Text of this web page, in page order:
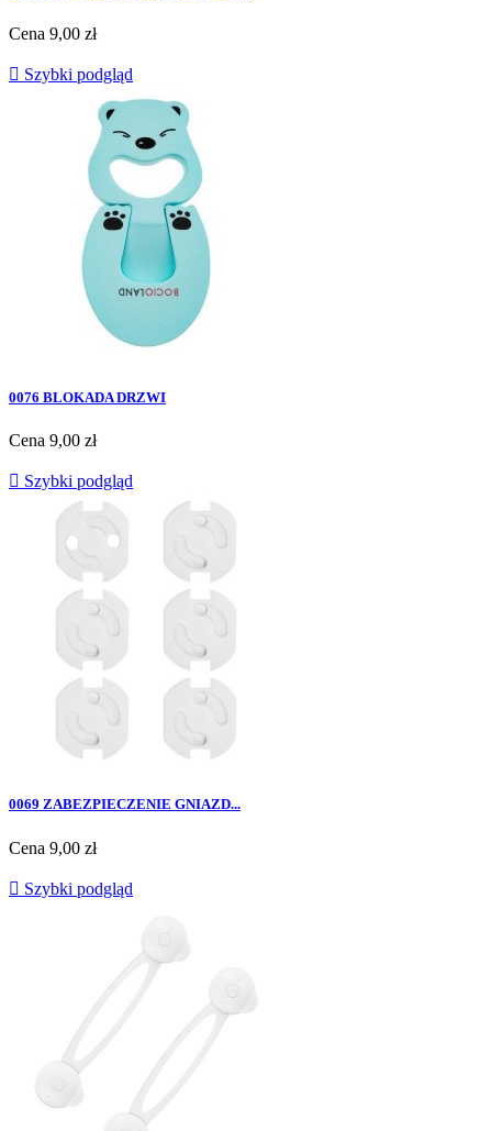
Cena 9,00 zł
 Szybki podgląd
0076 BLOKADA DRZWI
Cena 9,00 zł
 Szybki podgląd
0069 ZABEZPIECZENIE GNIAZD...
Cena 9,00 zł
 Szybki podgląd